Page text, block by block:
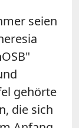
seien
gehörte
die sich